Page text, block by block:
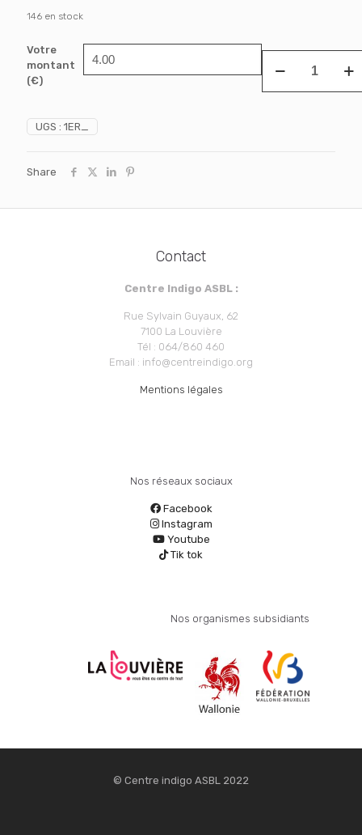
146 en stock
Votre
montant
(€)
de
Cover
UGS : 1ER_
Share
Contact
Centre Indigo ASBL :
Rue Sylvain Guyaux, 62
7100 La Louvière
Tél : 064/860 460
Email : info@centreindigo.org
Mentions légales
Nos réseaux sociaux
Facebook
Instagram
Youtube
Tik tok
Nos organismes subsidiants
© Centre indigo ASBL 2022